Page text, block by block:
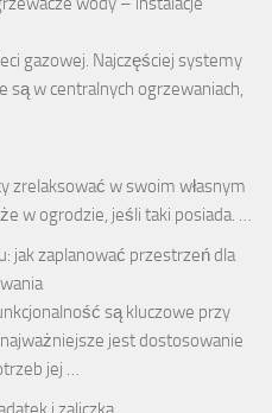
gazowej. Najczęściej systemy
w centralnych ogrzewaniach,
zrelaksować w swoim własnym
w ogrodzie, jeśli taki posiada. …
jak zaplanować przestrzeń dla
są kluczowe przy
jest dostosowanie
jej …